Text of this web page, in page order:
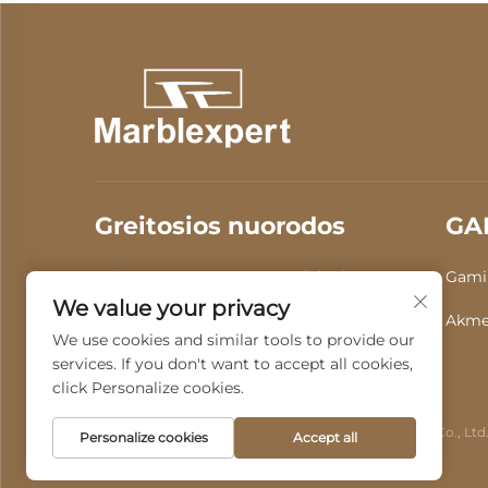
Greitosios nuorodos
Apie Mus Produktai
Vaizdo įrašas Naujienos
Susisiekite Su Mumis
Autoriaus teisės © 2025, Guangdong Fenghui Stone Co.,
We value your privacy
We use cookies and similar tools to provide our
services. If you don't want to accept all cookies,
click Personalize cookies.
Personalize cookies Accept all